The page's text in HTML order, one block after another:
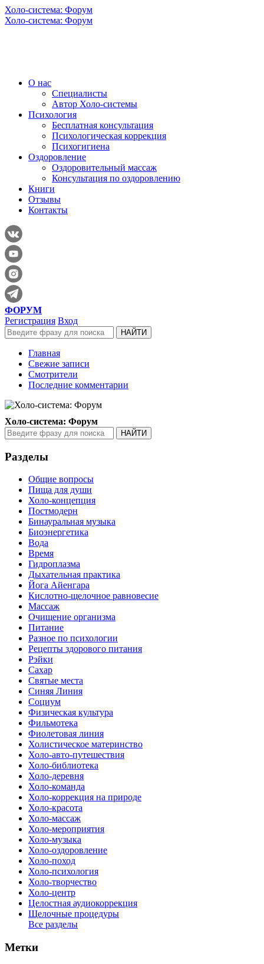
Холо-система: Форум
Холо-система: Форум
О нас
Специалисты
Автор Холо-системы
Психология
Бесплатная консультация
Психологическая коррекция
Психогигиена
Оздоровление
Оздоровительный массаж
Консультация по оздоровлению
Книги
Отзывы
Контакты
ФОРУМ
Регистрация Вход
Главная
Свежие записи
Смотрители
Последние комментарии
Холо-система: Форум
Разделы
Общие вопросы
Пища для души
Холо-концепция
Постмодерн
Бинауральная музыка
Биоэнергетика
Вода
Время
Гидроплазма
Дыхательная практика
Йога Айенгара
Кислотно-щелочное равновесие
Массаж
Очищение организма
Питание
Разное по психологии
Рецепты здорового питания
Рэйки
Сахар
Святые места
Синяя Линия
Социум
Физическая культура
Фильмотека
Фиолетовая линия
Холистическое материнство
Холо-авто-путешествия
Холо-библиотека
Холо-деревня
Холо-команда
Холо-коррекция на природе
Холо-красота
Холо-массаж
Холо-мероприятия
Холо-музыка
Холо-оздоровление
Холо-поход
Холо-психология
Холо-творчество
Холо-центр
Целостная аудиокоррекция
Щелочные процедуры
Все разделы
Метки